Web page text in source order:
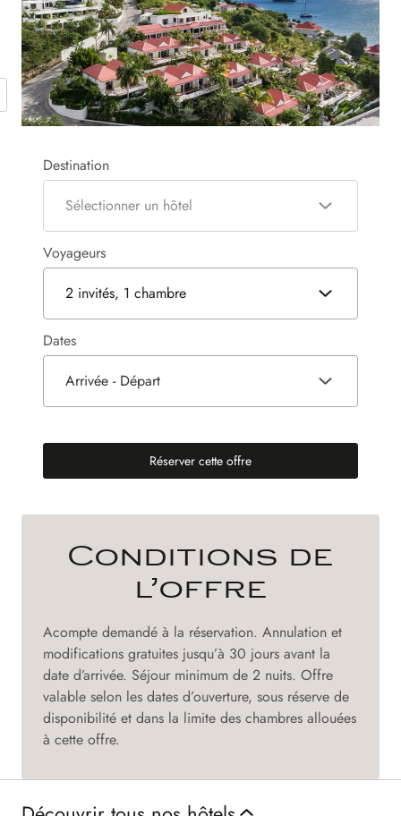
Destination
Sélectionner un hôtel
Voyageurs
2 invités, 1 chambre
Dates
Arrivée - Départ
Réserver cette offre
(nouvel onglet)
Conditions de
l’offre
Acompte demandé à la réservation. Annulation et
modifications gratuites jusqu’à 30 jours avant la
date d’arrivée. Séjour minimum de 2 nuits. Offre
valable selon les dates d’ouverture, sous réserve de
disponibilité et dans la limite des chambres allouées
à cette offre.